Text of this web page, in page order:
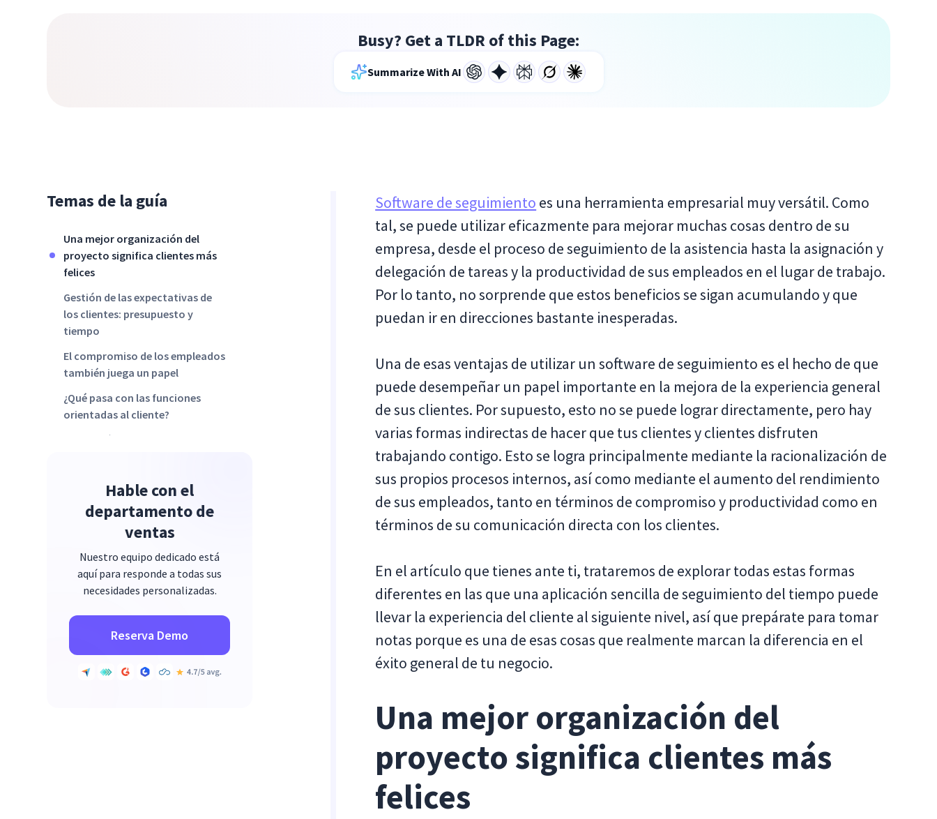
Busy? Get a TLDR of this Page:
Summarize With AI
Temas de la guía
Una mejor organización del
proyecto significa clientes más
felices
Gestión de las expectativas de
los clientes: presupuesto y
tiempo
El compromiso de los empleados
también juega un papel
¿Qué pasa con las funciones
orientadas al cliente?
Conclusión
Hable con el
departamento de
ventas
Nuestro equipo dedicado está
aquí para responde a todas sus
necesidades personalizadas.
Reserva Demo
Software de seguimiento es una herramienta empresarial muy versátil. Como
tal, se puede utilizar eficazmente para mejorar muchas cosas dentro de su
empresa, desde el proceso de seguimiento de la asistencia hasta la asignación y
delegación de tareas y la productividad de sus empleados en el lugar de trabajo.
Por lo tanto, no sorprende que estos beneficios se sigan acumulando y que
puedan ir en direcciones bastante inesperadas.
Una de esas ventajas de utilizar un software de seguimiento es el hecho de que
puede desempeñar un papel importante en la mejora de la experiencia general
de sus clientes. Por supuesto, esto no se puede lograr directamente, pero hay
varias formas indirectas de hacer que tus clientes y clientes disfruten
trabajando contigo. Esto se logra principalmente mediante la racionalización de
sus propios procesos internos, así como mediante el aumento del rendimiento
de sus empleados, tanto en términos de compromiso y productividad como en
términos de su comunicación directa con los clientes.
En el artículo que tienes ante ti, trataremos de explorar todas estas formas
diferentes en las que una aplicación sencilla de seguimiento del tiempo puede
llevar la experiencia del cliente al siguiente nivel, así que prepárate para tomar
notas porque es una de esas cosas que realmente marcan la diferencia en el
éxito general de tu negocio.
Una mejor organización del
proyecto significa clientes más
felices